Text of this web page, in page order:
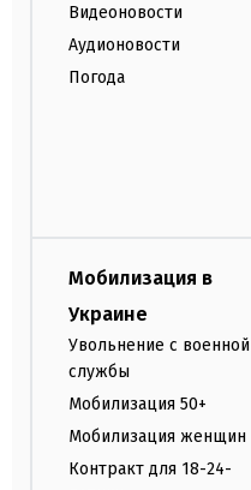
Видеоновости
Аудионовости
Погода
Мобилизация в
Украине
Увольнение с военной
службы
Мобилизация 50+
Мобилизация женщин
Контракт для 18-24-